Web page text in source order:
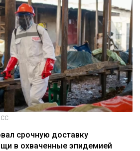
срочную доставку
в охваченные эпидемией